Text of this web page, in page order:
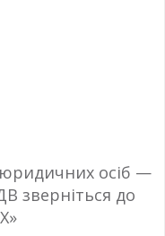
осіб —
зверніться до